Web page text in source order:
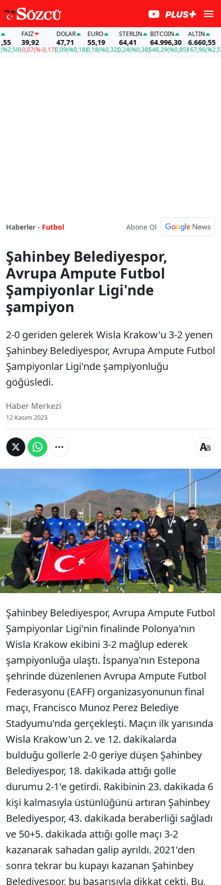
FAİZ
39,92
-0,07(%-0,17)
DOLAR
47,71
0,09(%0,18)
EURO
55,19
0,18(%0,32)
STERLIN
64,41
0,24(%0,38)
BITCOIN
64.996,30
546,29(%0,85)
ALTIN
6.660,55
167,96(%2,59)
Haberler - Futbol Abone Ol
Şahinbey Belediyespor,
Avrupa Ampute Futbol
Şampiyonlar Ligi'nde
şampiyon
2-0 geriden gelerek Wisla Krakow'u 3-2 yenen
Şahinbey Belediyespor, Avrupa Ampute Futbol
Şampiyonlar Ligi'nde şampiyonluğu
göğüsledi.
Haber Merkezi
12 Kasım 2023
2-0 geriden gelerek Wisla Krakow'u 3-2
yenen Şahinbey Belediyespor, Avrupa
Ampute Futbol Şampiyonlar Ligi'nde
şampiyonluğu göğüsledi.
Şahinbey Belediyespor, Avrupa Ampute Futbol
Şampiyonlar Ligi'nin finalinde Polonya'nın
Wisla Krakow ekibini 3-2 mağlup ederek
şampiyonluğa ulaştı. İspanya'nın Estepona
şehrinde düzenlenen Avrupa Ampute Futbol
Federasyonu (EAFF) organizasyonunun final
maçı, Francisco Munoz Perez Belediye
Stadyumu'nda gerçekleşti. Maçın ilk yarısında
Wisla Krakow'un 2. ve 12. dakikalarda
bulduğu gollerle 2-0 geriye düşen Şahinbey
Belediyespor, 18. dakikada attığı golle
durumu 2-1'e getirdi. Rakibinin 23. dakikada 6
kişi kalmasıyla üstünlüğünü artıran Şahinbey
Belediyespor, 43. dakikada beraberliği sağladı
ve 50+5. dakikada attığı golle maçı 3-2
kazanarak sahadan galip ayrıldı. 2021'den
sonra tekrar bu kupayı kazanan Şahinbey
Belediyespor, bu başarısıyla dikkat çekti. Bu,